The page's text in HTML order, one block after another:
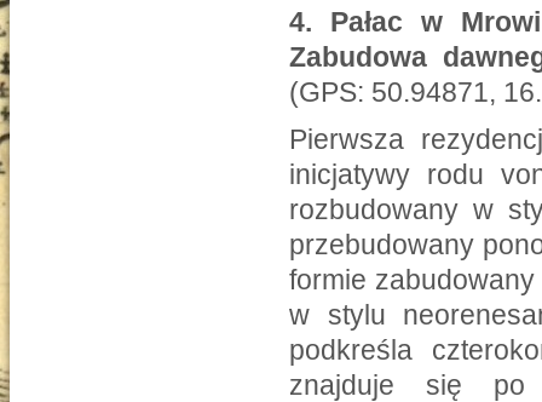
4.
Pałac w
Zabudowa
(GPS: 50.94871,
Pierwsza
inicjatywy rodu
rozbudowany w
przebudowany
formie zabudowany
w stylu
podkreśla
znajduje się po